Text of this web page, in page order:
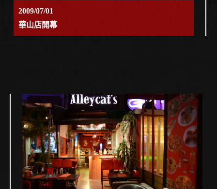
2009/07/01
華山店開幕